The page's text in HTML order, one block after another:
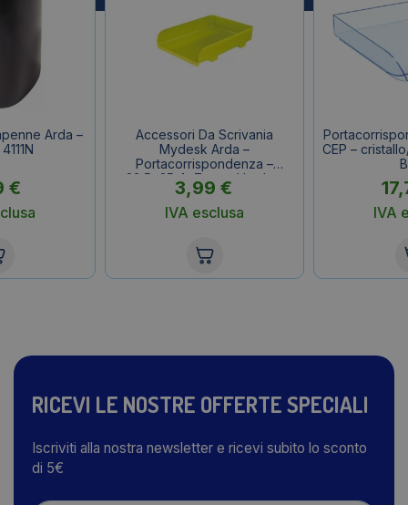
Arda –
€
Accessori Da Scrivania
Mydesk Arda –
Portacorrispondenza –
33,5×25,4×7 cm – Verde –
85510V
3,99 €
IVA esclusa
CEP –
IVA
RICEVI LE NOSTRE OFFERTE SPECIALI
Iscriviti alla nostra newsletter e ricevi subito lo sconto
di 5€